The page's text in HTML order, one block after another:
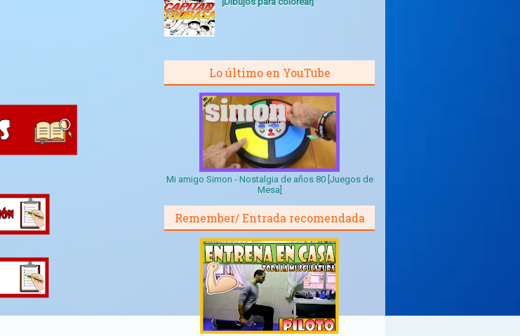
Lo último en YouTube
Mi amigo Simon - Nostalgia de años 80 [Juegos de
Mesa]
Remember/ Entrada recomendada